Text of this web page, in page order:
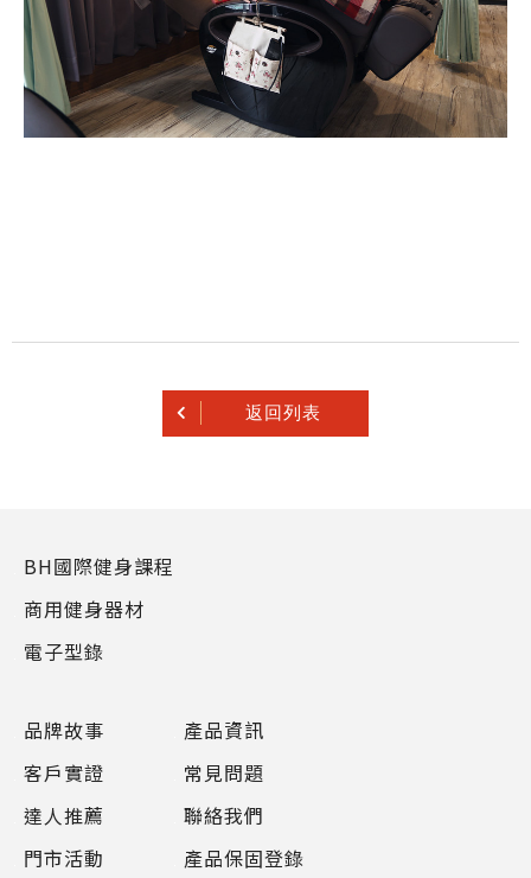
返回列表
品牌故事
客戶實證
達人推薦
門市活動
產品資訊
常見問題
聯絡我們
產品保固登錄
BH國際健身課程
商用健身器材
電子型錄